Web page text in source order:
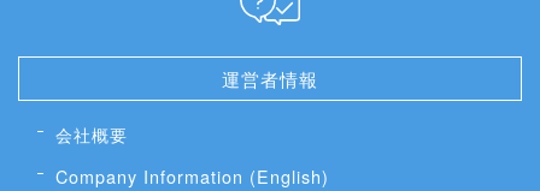
運営者情報
会社概要
Company Information (English)